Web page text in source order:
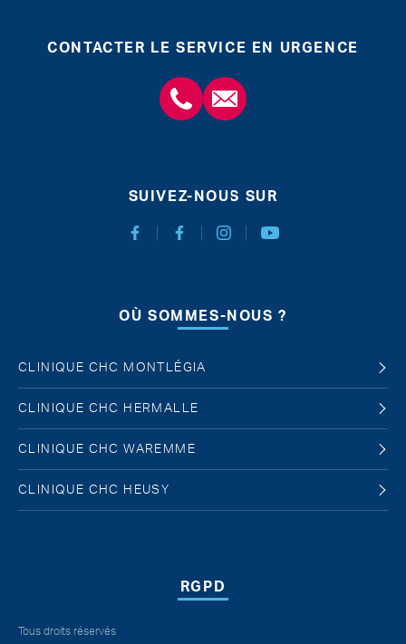
CONTACTER LE SERVICE EN URGENCE
+3243554120chirabdomle@chc.be
SUIVEZ-NOUS SUR
Facebook Chirurgie Abdominale
Facebook Chirurgie de l'obésité
InstagramYoutube
OÙ SOMMES-NOUS ?
CLINIQUE CHC MONTLÉGIA
CLINIQUE CHC HERMALLE
CLINIQUE CHC WAREMME
CLINIQUE CHC HEUSY
RGPD
Tous droits réservés